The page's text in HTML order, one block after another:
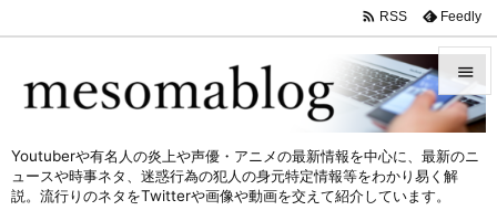



 RSS Feedly
Youtuberや有名人の炎上や声優・アニメの最新情報を中心に、最新のニ
ュースや時事ネタ、迷惑行為の犯人の身元特定情報等をわかり易く解
説。流行りのネタをTwitterや画像や動画を交えて紹介しています。